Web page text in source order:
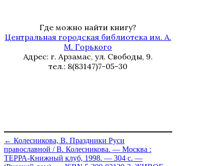
Где можно найти книгу?
Центральная городская библиотека им. А.
М. Горького
Адрес: г. Арзамас, ул. Свободы, 9.
тел.: 8(83147)7-05-30
← Колесникова, В. Праздники Руси
православной / В. Колесникова. — Москва :
ТЕРРА-Книжный клуб, 1998. — 304 с. —